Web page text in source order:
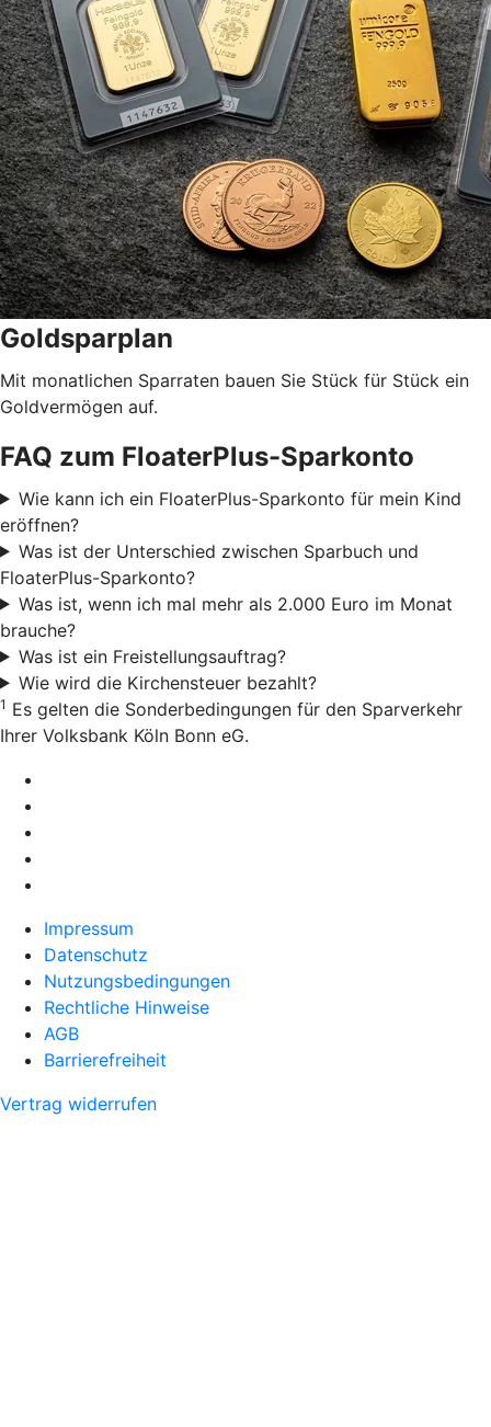
Goldsparplan
Mit monatlichen Sparraten bauen Sie Stück für Stück ein
Goldvermögen auf.
FAQ zum FloaterPlus-Sparkonto
Wie kann ich ein FloaterPlus-Sparkonto für mein Kind
eröffnen?
Was ist der Unterschied zwischen Sparbuch und
FloaterPlus-Sparkonto?
Was ist, wenn ich mal mehr als 2.000 Euro im Monat
brauche?
Was ist ein Freistellungsauftrag?
Wie wird die Kirchensteuer bezahlt?
1 Es gelten die Sonderbedingungen für den Sparverkehr
Ihrer Volksbank Köln Bonn eG.
Impressum
Datenschutz
Nutzungsbedingungen
Rechtliche Hinweise
AGB
Barrierefreiheit
Vertrag widerrufen